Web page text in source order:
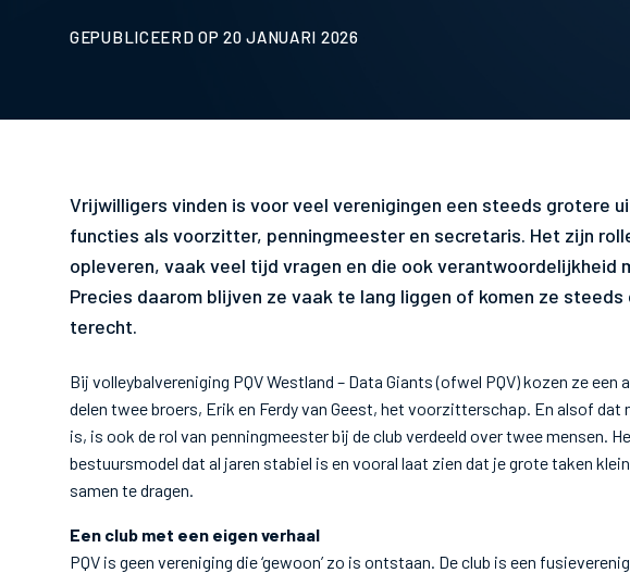
GEPUBLICEERD OP 20 JANUARI 2026
Vrijwilligers vinden is voor veel verenigingen een steeds grotere
functies als voorzitter, penningmeester en secretaris. Het zijn
opleveren, vaak veel tijd vragen en die ook verantwoordelijkheid
Precies daarom blijven ze vaak te lang liggen of komen ze
terecht.
Bij volleybalvereniging PQV Westland – Data Giants (ofwel PQV) kozen ze een
delen twee broers, Erik en Ferdy van Geest, het voorzitterschap. En alsof dat
is, is ook de rol van penningmeester bij de club verdeeld over twee mensen.
bestuursmodel dat al jaren stabiel is en vooral laat zien dat je grote taken
samen te dragen.
Een club met een eigen verhaal
PQV is geen vereniging die ‘gewoon’ zo is ontstaan. De club is een